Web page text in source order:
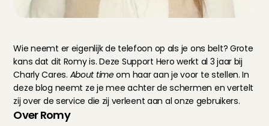
Wie neemt er eigenlijk de telefoon op als je ons belt? Grote
kans dat dit Romy is. Deze Support Hero werkt al 3 jaar bij
Charly Cares. About time om haar aan je voor te stellen. In
deze blog neemt ze je mee achter de schermen en vertelt
zij over de service die zij verleent aan al onze gebruikers.
Over Romy